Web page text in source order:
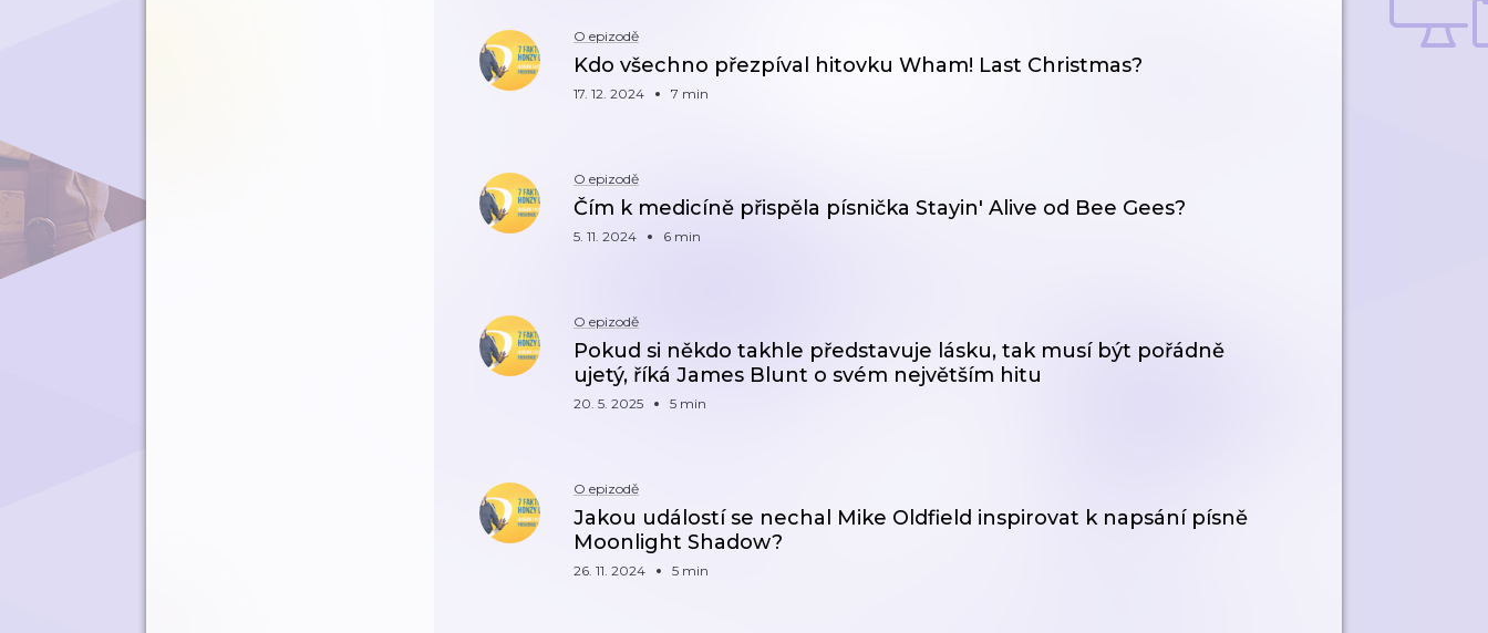
O epizodě
Kdo všechno přezpíval hitovku Wham! Last Christmas?
17. 12. 2024 7 min
O epizodě
Čím k medicíně přispěla písnička Stayin' Alive od Bee Gees?
5. 11. 2024 6 min
O epizodě
Pokud si někdo takhle představuje lásku, tak musí být pořádně
ujetý, říká James Blunt o svém největším hitu
20. 5. 2025 5 min
O epizodě
Jakou událostí se nechal Mike Oldfield inspirovat k napsání písně
Moonlight Shadow?
26. 11. 2024 5 min